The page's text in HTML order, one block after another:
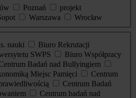
Poznań
projekt
Warszawa
Wrocław
nauki
Biuro Rekrutacji
SWPS
Biuro Współpracy
Badań nad Bullyingiem
Miejsc Pamięci
Centrum
Centrum Badań
Centrum badań nad